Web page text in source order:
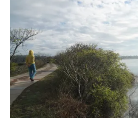
路上，舖地蜈蚣屬這類樹冠較複雜
種，吸收污染物的效果最佳。西南
franchetii）在吸收污染物的表現上
20％，不過在安靜的街道上則沒有
天之內，長度1公尺且經妥善管理的
行駛500英里所排放的污染物。」布
地蜈蚣屬是很適合種植在污染熱點
木，而在其他比較著重